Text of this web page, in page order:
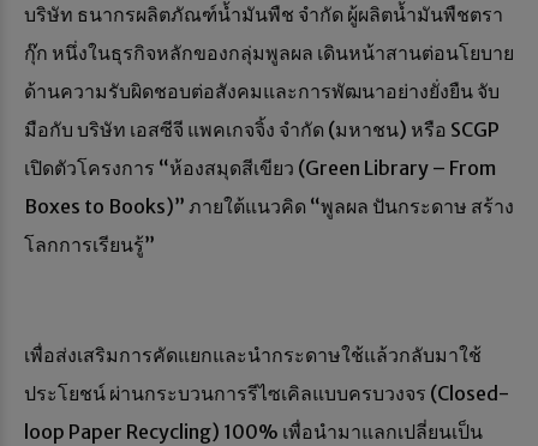
บริษัท ธนากรผลิตภัณฑ์น้ำมันพืช จำกัด ผู้ผลิตน้ำมันพืชตรา
กุ๊ก หนึ่งในธุรกิจหลักของกลุ่มพูลผล เดินหน้าสานต่อนโยบาย
ด้านความรับผิดชอบต่อสังคมและการพัฒนาอย่างยั่งยืน จับ
มือกับ บริษัท เอสซีจี แพคเกจจิ้ง จำกัด (มหาชน) หรือ SCGP
เปิดตัวโครงการ “ห้องสมุดสีเขียว (Green Library – From
Boxes to Books)” ภายใต้แนวคิด “พูลผล ปันกระดาษ สร้าง
โลกการเรียนรู้”
เพื่อส่งเสริมการคัดแยกและนำกระดาษใช้แล้วกลับมาใช้
ประโยชน์ ผ่านกระบวนการรีไซเคิลแบบครบวงจร (Closed-
loop Paper Recycling) 100% เพื่อนำมาแลกเปลี่ยนเป็น